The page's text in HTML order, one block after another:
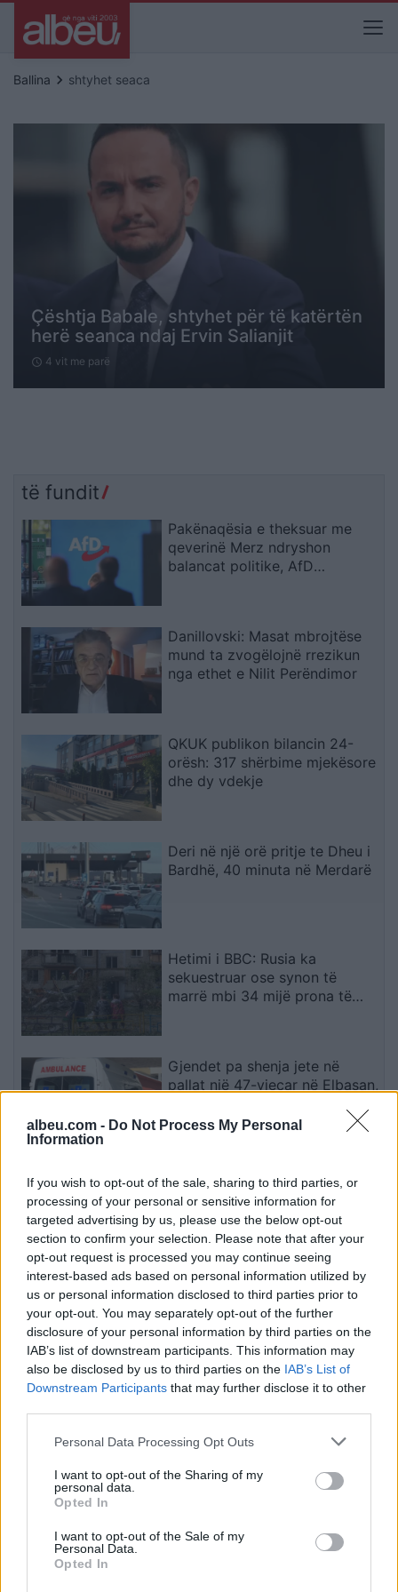
albeu.com - Do Not Process My Personal
Information
If you wish to opt-out of the sale, sharing to third parties, or
processing of your personal or sensitive information for
targeted advertising by us, please use the below opt-out
section to confirm your selection. Please note that after your
opt-out request is processed you may continue seeing
interest-based ads based on personal information utilized by
us or personal information disclosed to third parties prior to
your opt-out. You may separately opt-out of the further
disclosure of your personal information by third parties on the
IAB’s list of downstream participants. This information may
also be disclosed by us to third parties on the IAB’s List of
Downstream Participants that may further disclose it to other
Personal Data Processing Opt Outs
I want to opt-out of the Sharing of my
personal data.
Opted In
I want to opt-out of the Sale of my
Personal Data.
Opted In
Ballina keyboard_arrow_right shtyhet seaca
Çështja Babale, shtyhet për të katërtën
herë seanca ndaj Ervin Salianjit
schedule 4 vit me parë
të fundit
Pakënaqësia e theksuar me
qeverinë Merz ndryshon
balancat politike, AfD
Danillovski: Masat mbrojtëse
mund ta zvogëlojnë rrezikun
nga ethet e Nilit Perëndimor
QKUK publikon bilancin 24-
orësh: 317 shërbime mjekësore
dhe dy vdekje
Deri në një orë pritje te Dheu i
Bardhë, 40 minuta në Merdarë
Hetimi i BBC: Rusia ka
sekuestruar ose synon të
marrë mbi 34 mijë prona të
Gjendet pa shenja jete në
pallat një 47-vjeçar në Elbasan,
vendimtare, analistët
paralajmërojnë pasojat pas
mungesës së marrëveshjes
Kurti–Abdixhiku